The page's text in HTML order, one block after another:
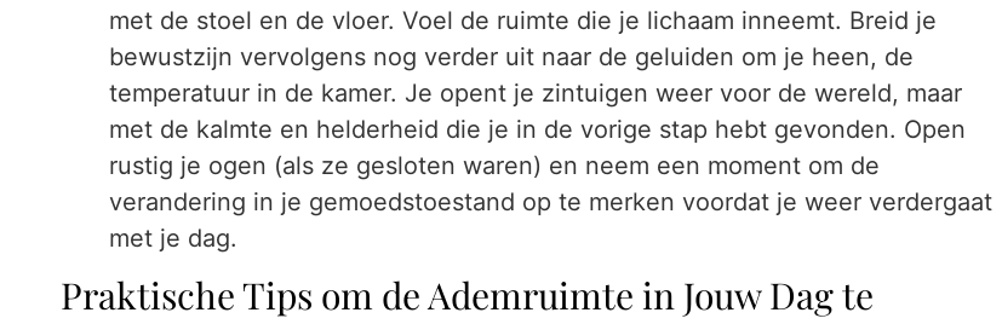
met de stoel en de vloer. Voel de ruimte die je lichaam inneemt. Breid je
bewustzijn vervolgens nog verder uit naar de geluiden om je heen, de
temperatuur in de kamer. Je opent je zintuigen weer voor de wereld, maar
met de kalmte en helderheid die je in de vorige stap hebt gevonden. Open
rustig je ogen (als ze gesloten waren) en neem een moment om de
verandering in je gemoedstoestand op te merken voordat je weer verdergaat
met je dag.
Praktische Tips om de Ademruimte in Jouw Dag te